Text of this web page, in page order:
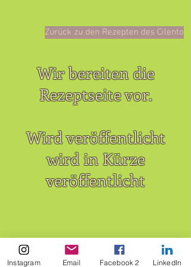
Zurück zu den Rezepten des Cilento
Wir bereiten die
Rezeptseite vor.
Wird veröffentlicht
wird in Kürze
veröffentlicht
Instagram Email Facebook 2 LinkedIn